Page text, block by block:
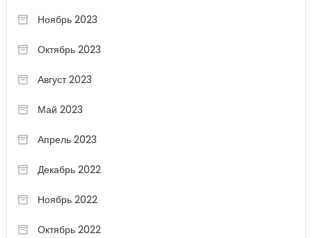
Ноябрь 2023
Октябрь 2023
Август 2023
Май 2023
Апрель 2023
Декабрь 2022
Ноябрь 2022
Октябрь 2022